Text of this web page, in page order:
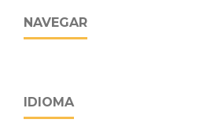
NAVEGAR
IDIOMA